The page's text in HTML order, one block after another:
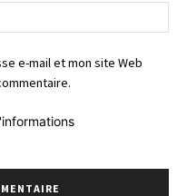
e-mail et mon site Web